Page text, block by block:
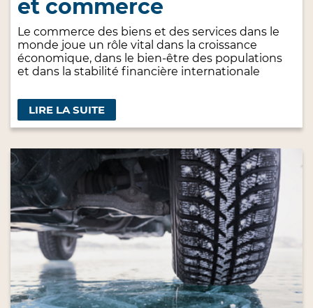
et commerce
Le commerce des biens et des services dans le
monde joue un rôle vital dans la croissance
économique, dans le bien-être des populations
et dans la stabilité financière internationale
LIRE LA SUITE